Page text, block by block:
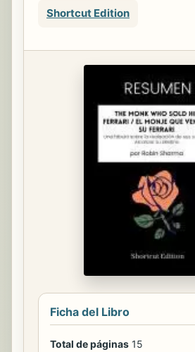
Shortcut Edition
Ficha del Libro
Total de páginas 15